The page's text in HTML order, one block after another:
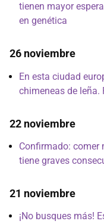
tienen mayor
en genética
26 noviembre
En esta ciudad
chimeneas de leña.
22 noviembre
Confirmado: comer
tiene graves
21 noviembre
¡No busques más!